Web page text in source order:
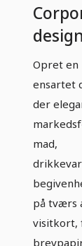
den
og
Opret en
ensartet
der
mad,
på tværs
visitkort,